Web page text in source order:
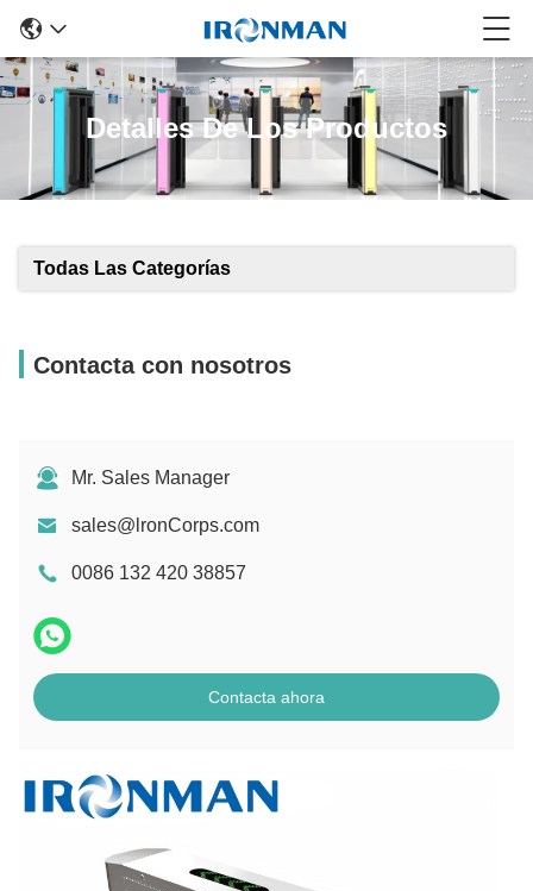
Detalles De Los Productos
Todas Las Categorías
Contacta con nosotros
Mr. Sales Manager
sales@lronCorps.com
0086 132 420 38857
Contacta ahora